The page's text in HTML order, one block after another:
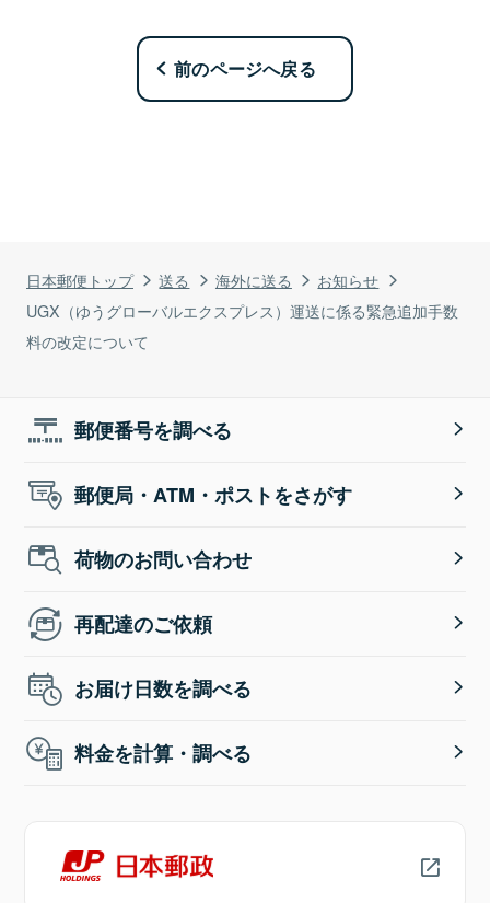
日本郵便トップ 送る 海外に送る
お知らせ
UGX（ゆうグローバルエクスプレス）運送に係る緊急追加手数
料の改定について
前のページへ戻る
郵便番号を調べる
郵便局・ATM・ポストをさがす
荷物のお問い合わせ
再配達のご依頼
お届け日数を調べる
料金を計算・調べる